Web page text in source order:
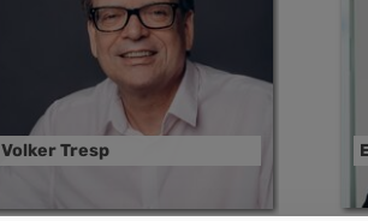
Volker Tresp